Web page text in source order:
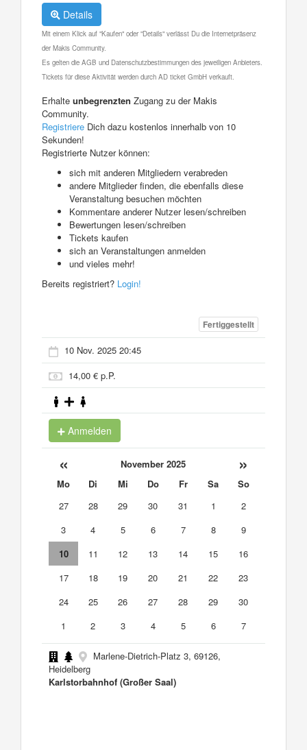
Details
Mit einem Klick auf "Kaufen" oder "Details" verlässt Du die Internetpräsenz
der Makis Community.
Es gelten die AGB und Datenschutzbestimmungen des jeweiligen Anbieters.
Tickets für diese Aktivität werden durch AD ticket GmbH verkauft.
Erhalte unbegrenzten Zugang zu der Makis
Community.
Registriere Dich dazu kostenlos innerhalb von 10
Sekunden!
Registrierte Nutzer können:
sich mit anderen Mitgliedern verabreden
andere Mitglieder finden, die ebenfalls diese
Veranstaltung besuchen möchten
Kommentare anderer Nutzer lesen/schreiben
Bewertungen lesen/schreiben
Tickets kaufen
sich an Veranstaltungen anmelden
und vieles mehr!
Bereits registriert? Login!
Fertiggestellt
10 Nov. 2025 20:45
14,00 € p.P.
Anmelden
« November 2025 »
Mo Di Mi Do Fr Sa
So
27
28 29 30 31 1
2
3
4 5 6 7 8
9
10
11 12 13 14 15
16
17
18 19 20 21 22
23
24
25 26 27 28 29
30
1
2 3 4 5 6 7
Marlene-Dietrich-Platz 3, 69126,
Heidelberg
Karlstorbahnhof (Großer Saal)